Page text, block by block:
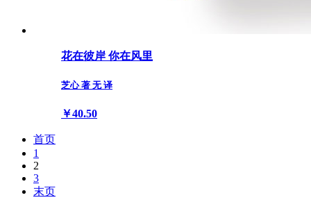
花在彼岸 你在风里
芝心 著 无 译
￥40.50
首页
1
2
3
末页